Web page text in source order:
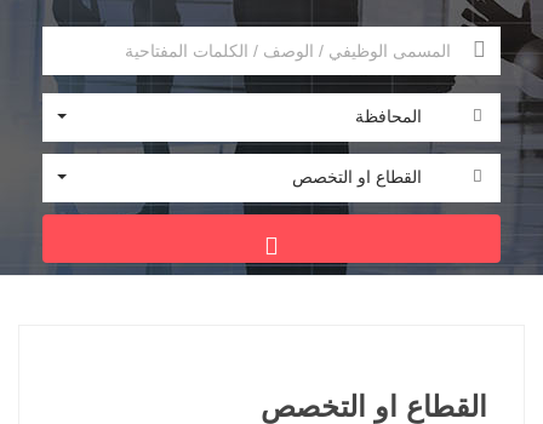
المحافظة
القطاع او التخصص
القطاع او التخصص